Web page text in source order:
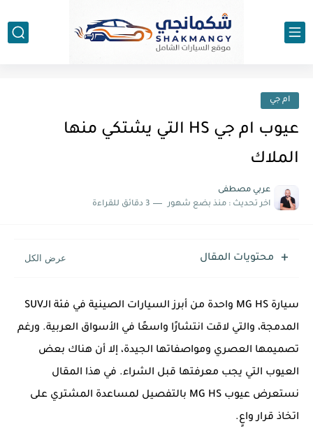
ام جي
عيوب ام جي HS التي يشتكي منها
الملاك
عربي مصطفى
اخر تحديث : منذ بضع شهور 3 دقائق للقراءة
محتويات المقال
سيارة MG HS واحدة من أبرز السيارات الصينية في فئة الـSUV
المدمجة، والتي لاقت انتشارًا واسعًا في الأسواق العربية. ورغم
تصميمها العصري ومواصفاتها الجيدة، إلا أن هناك بعض
العيوب التي يجب معرفتها قبل الشراء. في هذا المقال
نستعرض عيوب MG HS بالتفصيل لمساعدة المشتري على
اتخاذ قرار واعٍ.